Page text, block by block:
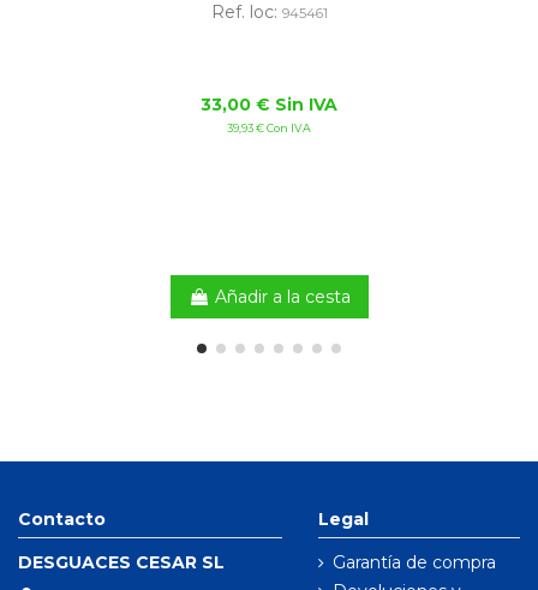
Ref. loc: 945461
33,00 € Sin IVA
39,93 € Con IVA
Añadir a la cesta
Contacto
DESGUACES CESAR SL
Legal
Garantía de compra